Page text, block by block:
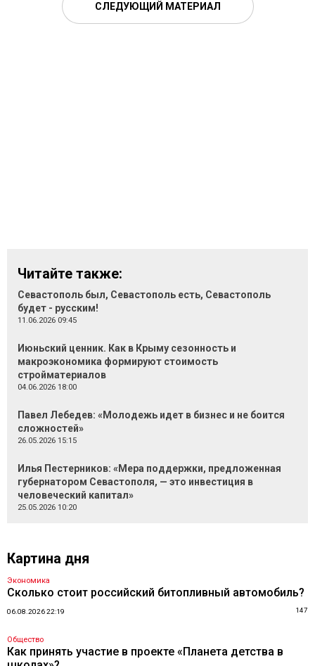
СЛЕДУЮЩИЙ МАТЕРИАЛ
Читайте также:
Севастополь был, Севастополь есть, Севастополь
будет - русским!
11.06.2026 09:45
Июньский ценник. Как в Крыму сезонность и
макроэкономика формируют стоимость
стройматериалов
04.06.2026 18:00
Павел Лебедев: «Молодежь идет в бизнес и не боится
сложностей»
26.05.2026 15:15
Илья Пестерников: «Мера поддержки, предложенная
губернатором Севастополя, — это инвестиция в
человеческий капитал»
25.05.2026 10:20
Картина дня
Экономика
Сколько стоит российский битопливный автомобиль?
06.08.2026 22:19 147
Общество
Как принять участие в проекте «Планета детства в